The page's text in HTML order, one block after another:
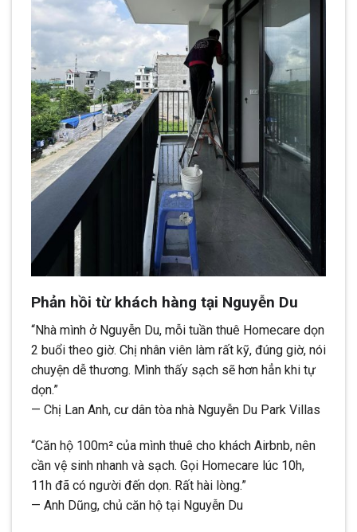
Phản hồi từ khách hàng tại Nguyễn Du
“Nhà mình ở Nguyễn Du, mỗi tuần thuê Homecare dọn
2 buổi theo giờ. Chị nhân viên làm rất kỹ, đúng giờ, nói
chuyện dễ thương. Mình thấy sạch sẽ hơn hẳn khi tự
dọn.”
— Chị Lan Anh, cư dân tòa nhà Nguyễn Du Park Villas
“Căn hộ 100m² của mình thuê cho khách Airbnb, nên
cần vệ sinh nhanh và sạch. Gọi Homecare lúc 10h,
11h đã có người đến dọn. Rất hài lòng.”
— Anh Dũng, chủ căn hộ tại Nguyễn Du